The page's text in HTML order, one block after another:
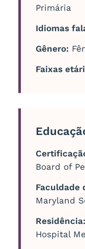
Primária
Idiomas
Gênero:
Faixas
Board of
Faculdade
Maryland
Residência:
Hospital